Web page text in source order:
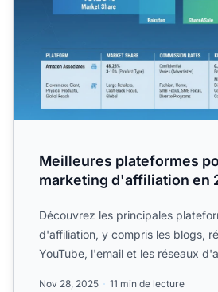
Meilleures plateformes
marketing d'affiliation en
Découvrez les principales
d'affiliation, y compris les blogs,
YouTube, l'email et les réseaux
Nov 28, 2025 11 min de lecture